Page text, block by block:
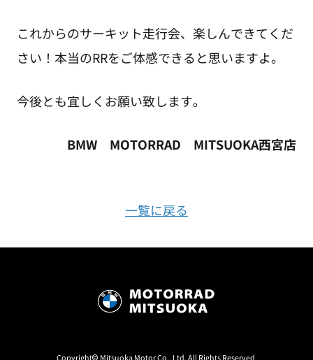
これからのサーキット走行会、楽しんできてくだ
さい！本当のRRをご体感できると思いますよ。
今後とも宜しくお願い致します。
BMW MOTORRAD MITSUOKA西宮店
一覧に戻る
Copyright© Mitsuoka Motor Co., Ltd. All Rights Reserved.